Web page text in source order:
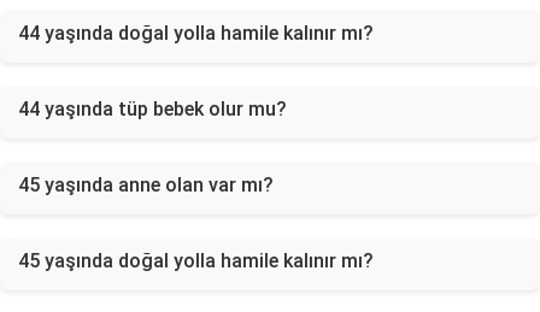
44 yaşında doğal yolla hamile kalınır mı?
44 yaşında tüp bebek olur mu?
45 yaşında anne olan var mı?
45 yaşında doğal yolla hamile kalınır mı?